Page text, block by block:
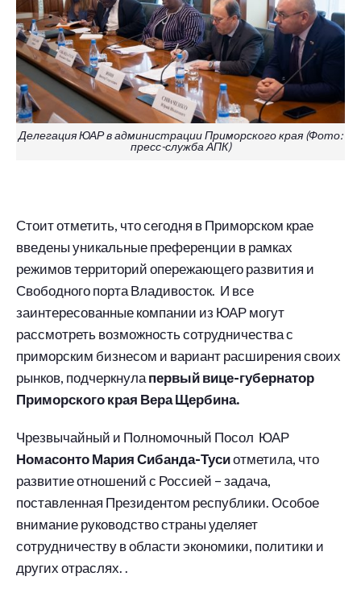
Делегация ЮАР в администрации Приморского края (Фото:
пресс-служба АПК)
Стоит отметить, что сегодня в Приморском крае
введены уникальные преференции в рамках
режимов территорий опережающего развития и
Свободного порта Владивосток. И все
заинтересованные компании из ЮАР могут
рассмотреть возможность сотрудничества с
приморским бизнесом и вариант расширения своих
рынков, подчеркнулапервый вице-губернатор
Приморского края Вера Щербина.
Чрезвычайный и Полномочный Посол ЮАР
Номасонто Мария Сибанда-Тусиотметила, что
развитие отношений с Россией – задача,
поставленная Президентом республики. Особое
внимание руководство страны уделяет
сотрудничеству в области экономики, политики и
других отраслях. .